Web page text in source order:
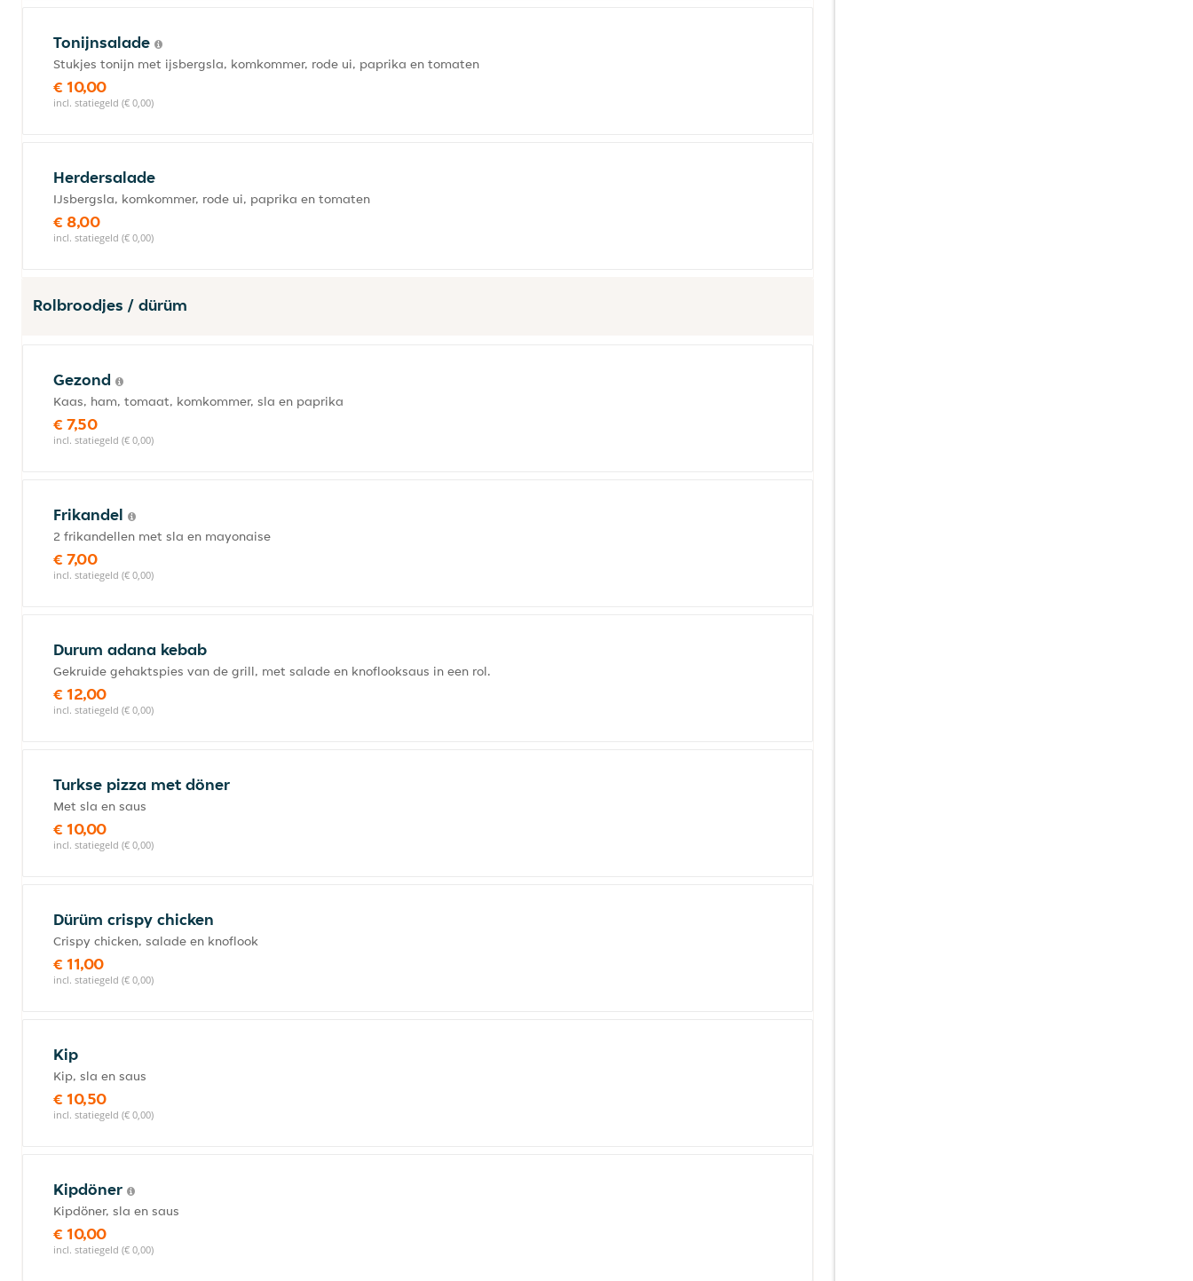
Tonijnsalade
Stukjes tonijn met ijsbergsla, komkommer, rode ui, paprika en tomaten
€ 10,00
incl. statiegeld (€ 0,00)
Herdersalade
IJsbergsla, komkommer, rode ui, paprika en tomaten
€ 8,00
incl. statiegeld (€ 0,00)
Rolbroodjes / dürüm
Gezond
Kaas, ham, tomaat, komkommer, sla en paprika
€ 7,50
incl. statiegeld (€ 0,00)
Frikandel
2 frikandellen met sla en mayonaise
€ 7,00
incl. statiegeld (€ 0,00)
Durum adana kebab
Gekruide gehaktspies van de grill, met salade en knoflooksaus in een rol.
€ 12,00
incl. statiegeld (€ 0,00)
Turkse pizza met döner
Met sla en saus
€ 10,00
incl. statiegeld (€ 0,00)
Dürüm crispy chicken
Crispy chicken, salade en knoflook
€ 11,00
incl. statiegeld (€ 0,00)
Kip
Kip, sla en saus
€ 10,50
incl. statiegeld (€ 0,00)
Kipdöner
Kipdöner, sla en saus
€ 10,00
incl. statiegeld (€ 0,00)